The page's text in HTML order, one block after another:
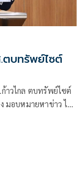
ตบทรัพย์ไซต์
าวไกล ตบทรัพย์ไซต์
มอบหมายหาข่าว ไม่